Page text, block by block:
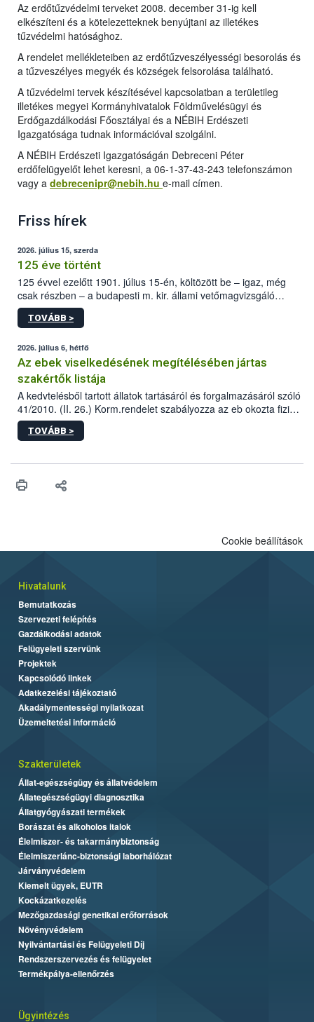
Az erdőtűzvédelmi terveket 2008. december 31-ig kell
elkészíteni és a kötelezetteknek benyújtani az illetékes
tűzvédelmi hatósághoz.
A rendelet mellékleteiben az erdőtűzveszélyességi besorolás és
a tűzveszélyes megyék és községek felsorolása található.
A tűzvédelmi tervek készítésével kapcsolatban a területileg
illetékes megyei Kormányhivatalok Földművelésügyi és
Erdőgazdálkodási Főosztályai és a NÉBIH Erdészeti
Igazgatósága tudnak információval szolgálni.
A NÉBIH Erdészeti Igazgatóságán Debreceni Péter
erdőfelügyelőt lehet keresni, a 06-1-37-43-243 telefonszámon
vagy a debrecenipr@nebih.hu e-mail címen.
Friss hírek
2026. július 15, szerda
125 éve történt
125 évvel ezelőtt 1901. július 15-én, költözött be – igaz, még
csak részben – a budapesti m. kir. állami vetőmagvizsgáló
állomás a Kis Rókus utca 15. szám alatti, Czigler Győző által
tervezett új épületébe.
TOVÁBB >
2026. július 6, hétfő
Az ebek viselkedésének megítélésében jártas
szakértők listája
A kedvtelésből tartott állatok tartásáról és forgalmazásáról szóló
41/2010. (II. 26.) Korm.rendelet szabályozza az eb okozta fizikai
sérülés, illetve ennek veszélye keletkezésekor felmerülő
hatósági feladatokat, valamint a veszélyes eb tartását és annak
vonni az ebek viselkedésének megítélésében jártas szakértőt.
TOVÁBB >
Cookie beállítások
Hivatalunk
Bemutatkozás
Szervezeti felépítés
Gazdálkodási adatok
Felügyeleti szervünk
Projektek
Kapcsolódó linkek
Adatkezelési tájékoztató
Akadálymentességi nyilatkozat
Üzemeltetési információ
Szakterületek
Állat-egészségügy és állatvédelem
Állategészségügyi diagnosztika
Állatgyógyászati termékek
Borászat és alkoholos italok
Élelmiszer- és takarmánybiztonság
Élelmiszerlánc-biztonsági laborhálózat
Járványvédelem
Kiemelt ügyek, EUTR
Kockázatkezelés
Mezőgazdasági genetikai erőforrások
Növényvédelem
Nyilvántartási és Felügyeleti Díj
Rendszerszervezés és felügyelet
Termékpálya-ellenőrzés
Ügyintézés